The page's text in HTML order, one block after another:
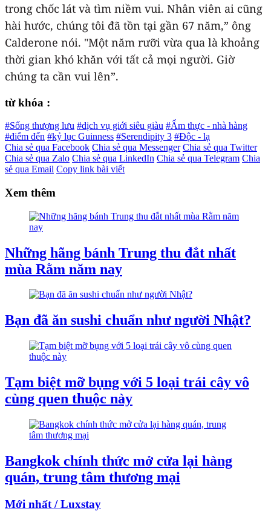
trong chốc lát và tìm niềm vui. Nhân viên ai cũng
hài hước, chúng tôi đã tồn tại gần 67 năm,” ông
Calderone nói. "Một năm rưỡi vừa qua là khoảng
thời gian khó khăn với tất cả mọi người. Giờ
chúng ta cần vui lên”.
từ khóa :
#Sống thượng lưu #dịch vụ giới siêu giàu #Ẩm thực - nhà hàng
#điểm đến #kỷ lục Guinness #Serendipity 3 #Độc - lạ
Chia sẻ qua Facebook Chia sẻ qua Messenger Chia sẻ qua Twitter
Chia sẻ qua Zalo Chia sẻ qua LinkedIn Chia sẻ qua Telegram Chia
sẻ qua Email Copy link bài viết
Xem thêm
Những hãng bánh Trung thu đắt nhất
mùa Rằm năm nay
Bạn đã ăn sushi chuẩn như người Nhật?
Tạm biệt mỡ bụng với 5 loại trái cây vô
cùng quen thuộc này
Bangkok chính thức mở cửa lại hàng
quán, trung tâm thương mại
Mới nhất / Luxstay